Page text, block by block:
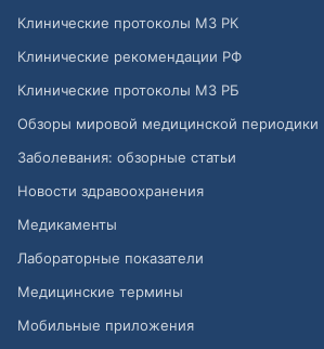
Клинические протоколы МЗ РК
Клинические рекомендации РФ
Клинические протоколы МЗ РБ
Обзоры мировой медицинской периодики
Заболевания: обзорные статьи
Новости здравоохранения
Медикаменты
Лабораторные показатели
Медицинские термины
Мобильные приложения